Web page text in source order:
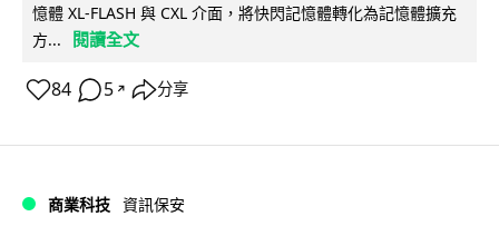
憶體 XL-FLASH 與 CXL 介面，將快閃記憶體轉化為記憶體擴充
方...
閱讀全文
84 5 ↗ 分享
商業科技 資訊保安